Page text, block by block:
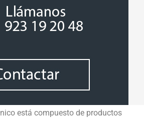
está compuesto de productos